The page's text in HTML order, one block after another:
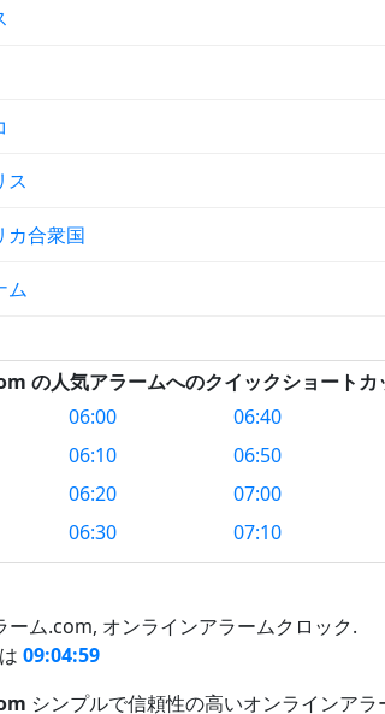
ス
カ合衆国
ム
の人気アラームへのクイックショートカ
06:00
06:10
06:20
06:30
06:40
06:50
07:00
07:10
ーム.com, オンラインアラームクロック.
09:04:59
シンプルで信頼性の高いオンラインア